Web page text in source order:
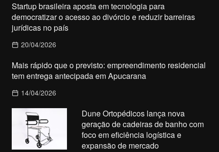
Startup brasileira aposta em tecnologia para
democratizar o acesso ao divórcio e reduzir barreiras
jurídicas no país
20/04/2026
Mais rápido que o previsto: empreendimento residencial
tem entrega antecipada em Apucarana
14/04/2026
Dune Ortopédicos lança nova
geração de cadeiras de banho com
foco em eficiência logística e
expansão de mercado